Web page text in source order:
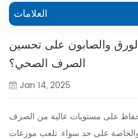
العلامات
والصابون على تحسين
الصرف الصحي؟
Jan 14, 2025
على مستويات عالية من الصرف
والخاصة على حد سواء. تلعب موزعات